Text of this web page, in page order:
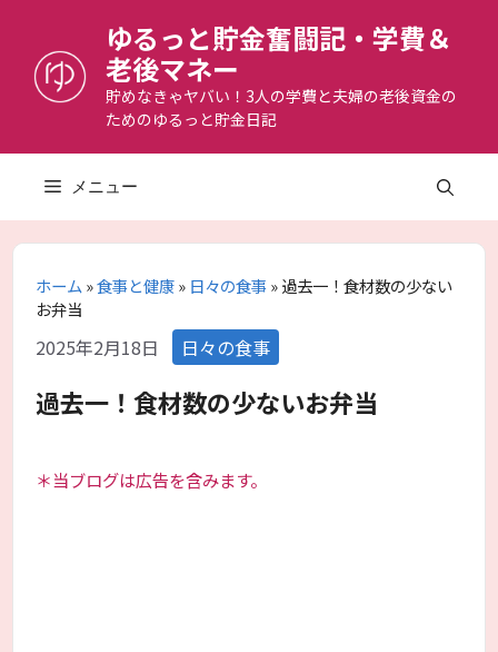
へ
ゆるっと貯金奮闘記・学費＆
老後マネー
貯めなきゃヤバい！3人の学費と夫婦の老後資金の
ためのゆるっと貯金日記
メニュー
ホーム»食事と健康» 日々の食事»過去一！食材数の少ない
お弁当
2025年2月18日 カ
テ
ゴ
リ
日々の食事
過去一！食材数の少ないお弁当
＊当ブログは広告を含みます。